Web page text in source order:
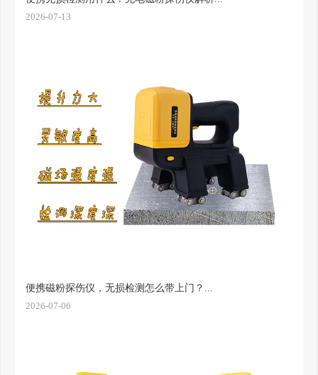
2026-07-13
便携磁粉探伤仪，无损检测怎么带上门？...
2026-07-06